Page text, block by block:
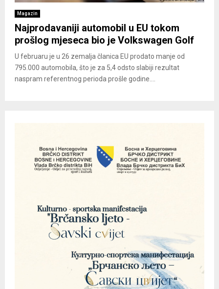
Magazin
Najprodavaniji automobil u EU tokom
prošlog mjeseca bio je Volkswagen Golf
U februaru je u 26 zemalja članica EU prodato manje od
795.000 automobila, što je za 5,4 odsto slabiji rezultat
naspram referentnog perioda prošle godine....